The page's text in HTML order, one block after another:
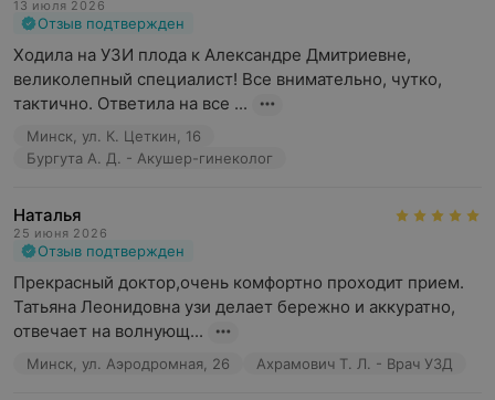
УЗИ БЦА;
УЗИ почек.
Центр «ИдеалМед» обеспечивает высокий уровень
обслуживания. Пациент получает точную расшифровку
результатов с рекомендациями по лечению или
обследование информативным и комфортным.
13 июля 2026
Отзыв подтвержден
Ходила на УЗИ плода к Александре Дмитриевне,
великолепный специалист! Все внимательно, чутко,
тактично. Ответила на все ...
Минск, ул. К. Цеткин, 16
Бургута А. Д. - Акушер-гинеколог
Наталья
25 июня 2026
Отзыв подтвержден
Прекрасный доктор,очень комфортно проходит прием.
Татьяна Леонидовна узи делает бережно и аккуратно,
отвечает на волнующ...
Минск, ул. Аэродромная, 26 Ахрамович Т. Л. - Врач УЗД